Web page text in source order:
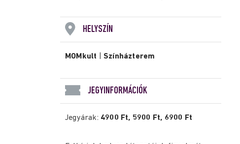
HELYSZÍN
MOMkult |Színházterem
JEGYINFORMÁCIÓK
Jegyárak: 4900 Ft, 5900 Ft, 6900 Ft